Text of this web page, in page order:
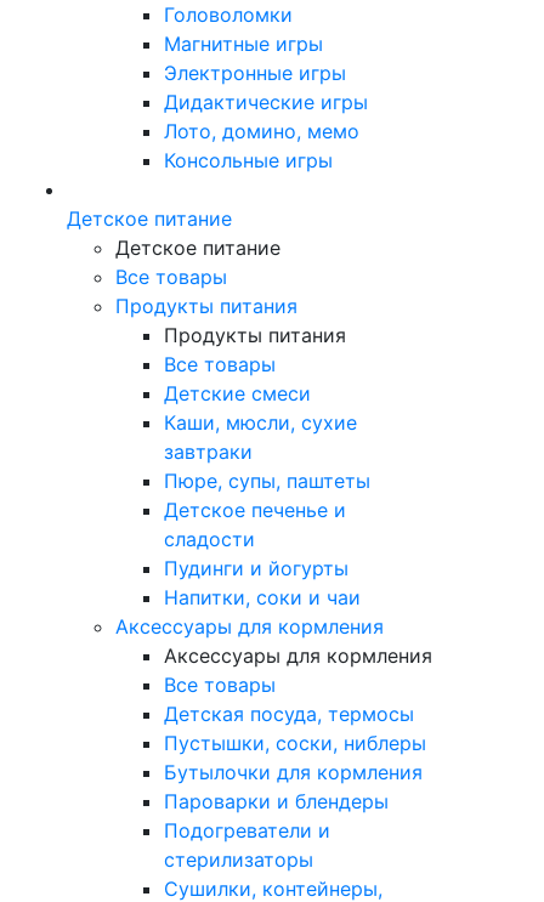
Головоломки
Магнитные игры
Электронные игры
Дидактические игры
Лото, домино, мемо
Консольные игры
Детское питание
Детское питание
Все товары
Продукты питания
Продукты питания
Все товары
Детские смеси
Каши, мюсли, сухие
завтраки
Пюре, супы, паштеты
Детское печенье и
сладости
Пудинги и йогурты
Напитки, соки и чаи
Аксессуары для кормления
Аксессуары для кормления
Все товары
Детская посуда, термосы
Пустышки, соски, ниблеры
Бутылочки для кормления
Пароварки и блендеры
Подогреватели и
стерилизаторы
Сушилки, контейнеры,